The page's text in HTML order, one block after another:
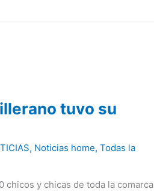
tuvo su
, Noticias home,Todas la
chicos y chicas de toda la comarca